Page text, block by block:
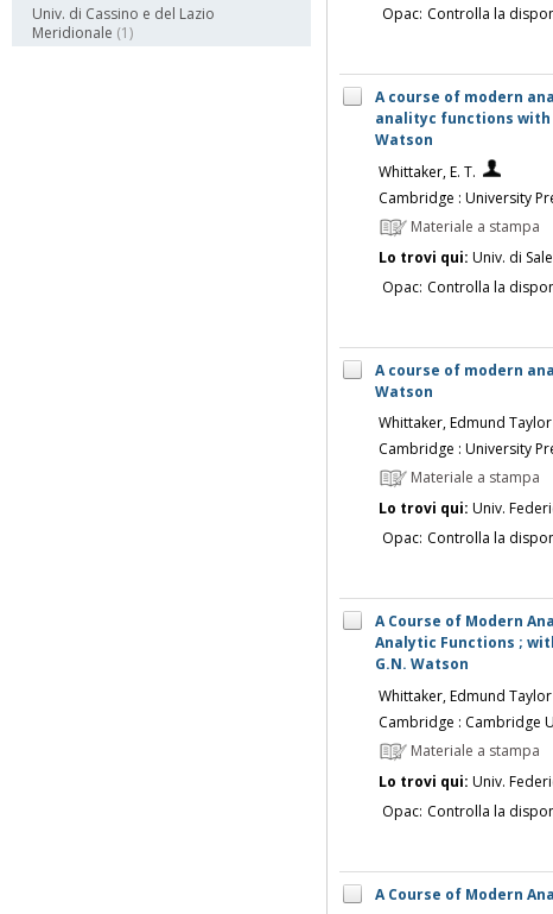
Univ. di Cassino e del Lazio
Meridionale (1)
Opac: Controlla la
A course of modern
analityc functions with
Watson
Whittaker, E. T.
Cambridge : University
Materiale a stampa
Lo trovi qui: Univ. di
Opac: Controlla la
A course of modern
Watson
Whittaker, Edmund
Cambridge : University
Materiale a stampa
Lo trovi qui: Univ.
Opac: Controlla la
A Course of Modern
Analytic Functions ;
G.N. Watson
Whittaker, Edmund
Cambridge : Cambridge
Materiale a stampa
Lo trovi qui: Univ.
Opac: Controlla la
A Course of Modern